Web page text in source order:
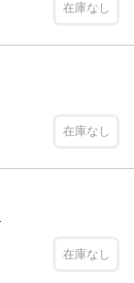
在庫なし
在庫なし
在庫なし